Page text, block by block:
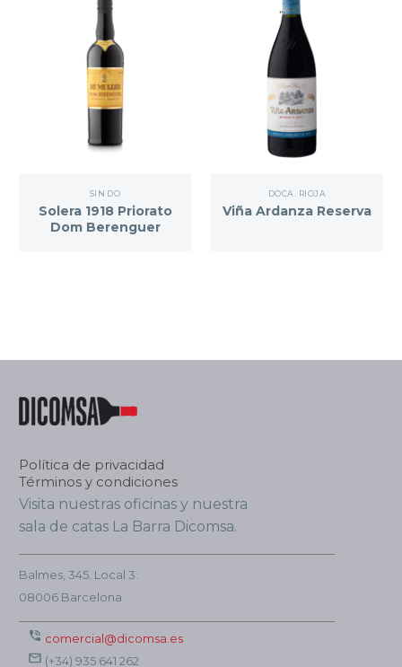
SIN DO
Solera 1918 Priorato
Dom Berenguer
DOCA. RIOJA
Viña Ardanza Reserva
Política de privacidad
Términos y condiciones
Visita nuestras oficinas y nuestra
sala de catas La Barra Dicomsa.
Balmes, 345. Local 3.
08006 Barcelona
comercial@dicomsa.es
(+34) 935 641 262